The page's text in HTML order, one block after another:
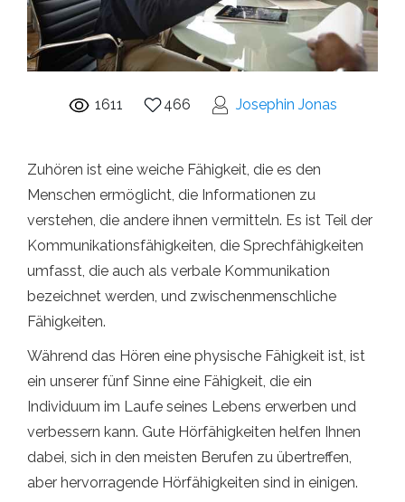
1611 466 Josephin Jonas
Zuhören ist eine weiche Fähigkeit, die es den
Menschen ermöglicht, die Informationen zu
verstehen, die andere ihnen vermitteln. Es ist Teil der
Kommunikationsfähigkeiten, die Sprechfähigkeiten
umfasst, die auch als verbale Kommunikation
bezeichnet werden, und zwischenmenschliche
Fähigkeiten.
Während das Hören eine physische Fähigkeit ist, ist
ein unserer fünf Sinne eine Fähigkeit, die ein
Individuum im Laufe seines Lebens erwerben und
verbessern kann. Gute Hörfähigkeiten helfen Ihnen
dabei, sich in den meisten Berufen zu übertreffen,
aber hervorragende Hörfähigkeiten sind in einigen.